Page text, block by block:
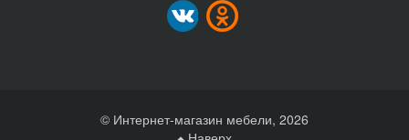
© Интернет-магазин мебели, 2026